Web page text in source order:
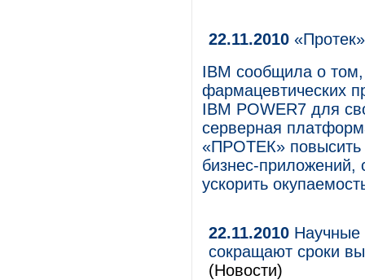
22.11.2010
IBM сообщила о том,
фармацевтических
IBM POWER7 для
серверная
«ПРОТЕК» повысить
бизнес-приложений,
ускорить
22.11.2010 Научные
сокращают сроки
(Новости)